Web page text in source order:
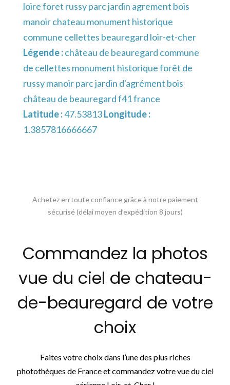
loire foret russy parc jardin agrement bois
manoir chateau monument historique
commune cellettes beauregard loir-et-cher
Légende :château de beauregard commune
de cellettes monument historique forêt de
russy manoir parc jardin d'agrément bois
château de beauregard f41 france
Latitude :47.53813Longitude :
1.3857816666667
Achetez en toute confiance grâce à notre paiement
sécurisé (délai moyen d’expédition 8 jours)
Commandez la photos
vue du ciel de chateau-
de-beauregard de votre
choix
Faites votre choix dans l’une des plus riches
photothèques de France et commandez votre vue du ciel